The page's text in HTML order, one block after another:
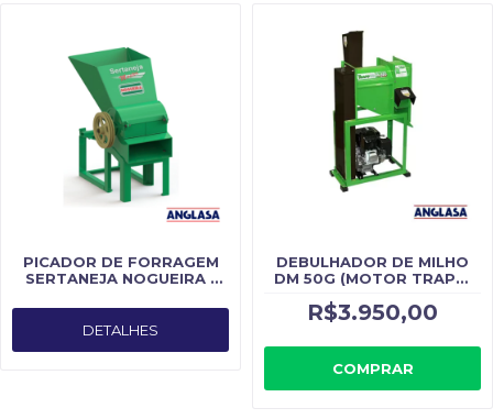
PICADOR DE FORRAGEM
SERTANEJA NOGUEIRA -
DETALHES
DEBULHADOR DE MILHO
DM 50G (MOTOR TRAPP)
R$3.950,00
COMPRAR